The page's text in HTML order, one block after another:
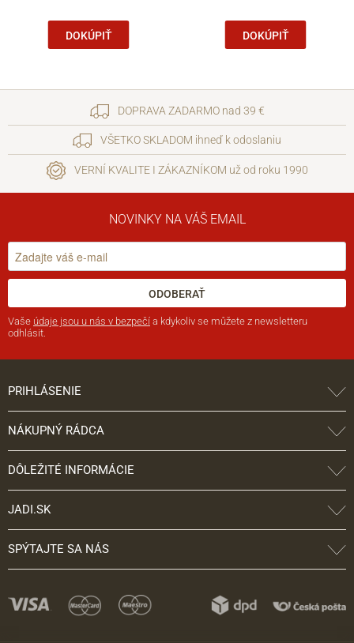
DOKÚPIŤ DOKÚPIŤ
DOPRAVA ZADARMO nad 39 €
VŠETKO SKLADOM ihneď k odoslaniu
VERNÍ KVALITE I ZÁKAZNÍKOM už od roku 1990
NOVINKY NA VÁŠ EMAIL
ODOBERAŤ
Vaše údaje jsou u nás v bezpečí a kdykoliv se můžete z newsletteru
odhlásit.
PRIHLÁSENIE
NÁKUPNÝ RÁDCA
DÔLEŽITÉ INFORMÁCIE
JADI.SK
SPÝTAJTE SA NÁS